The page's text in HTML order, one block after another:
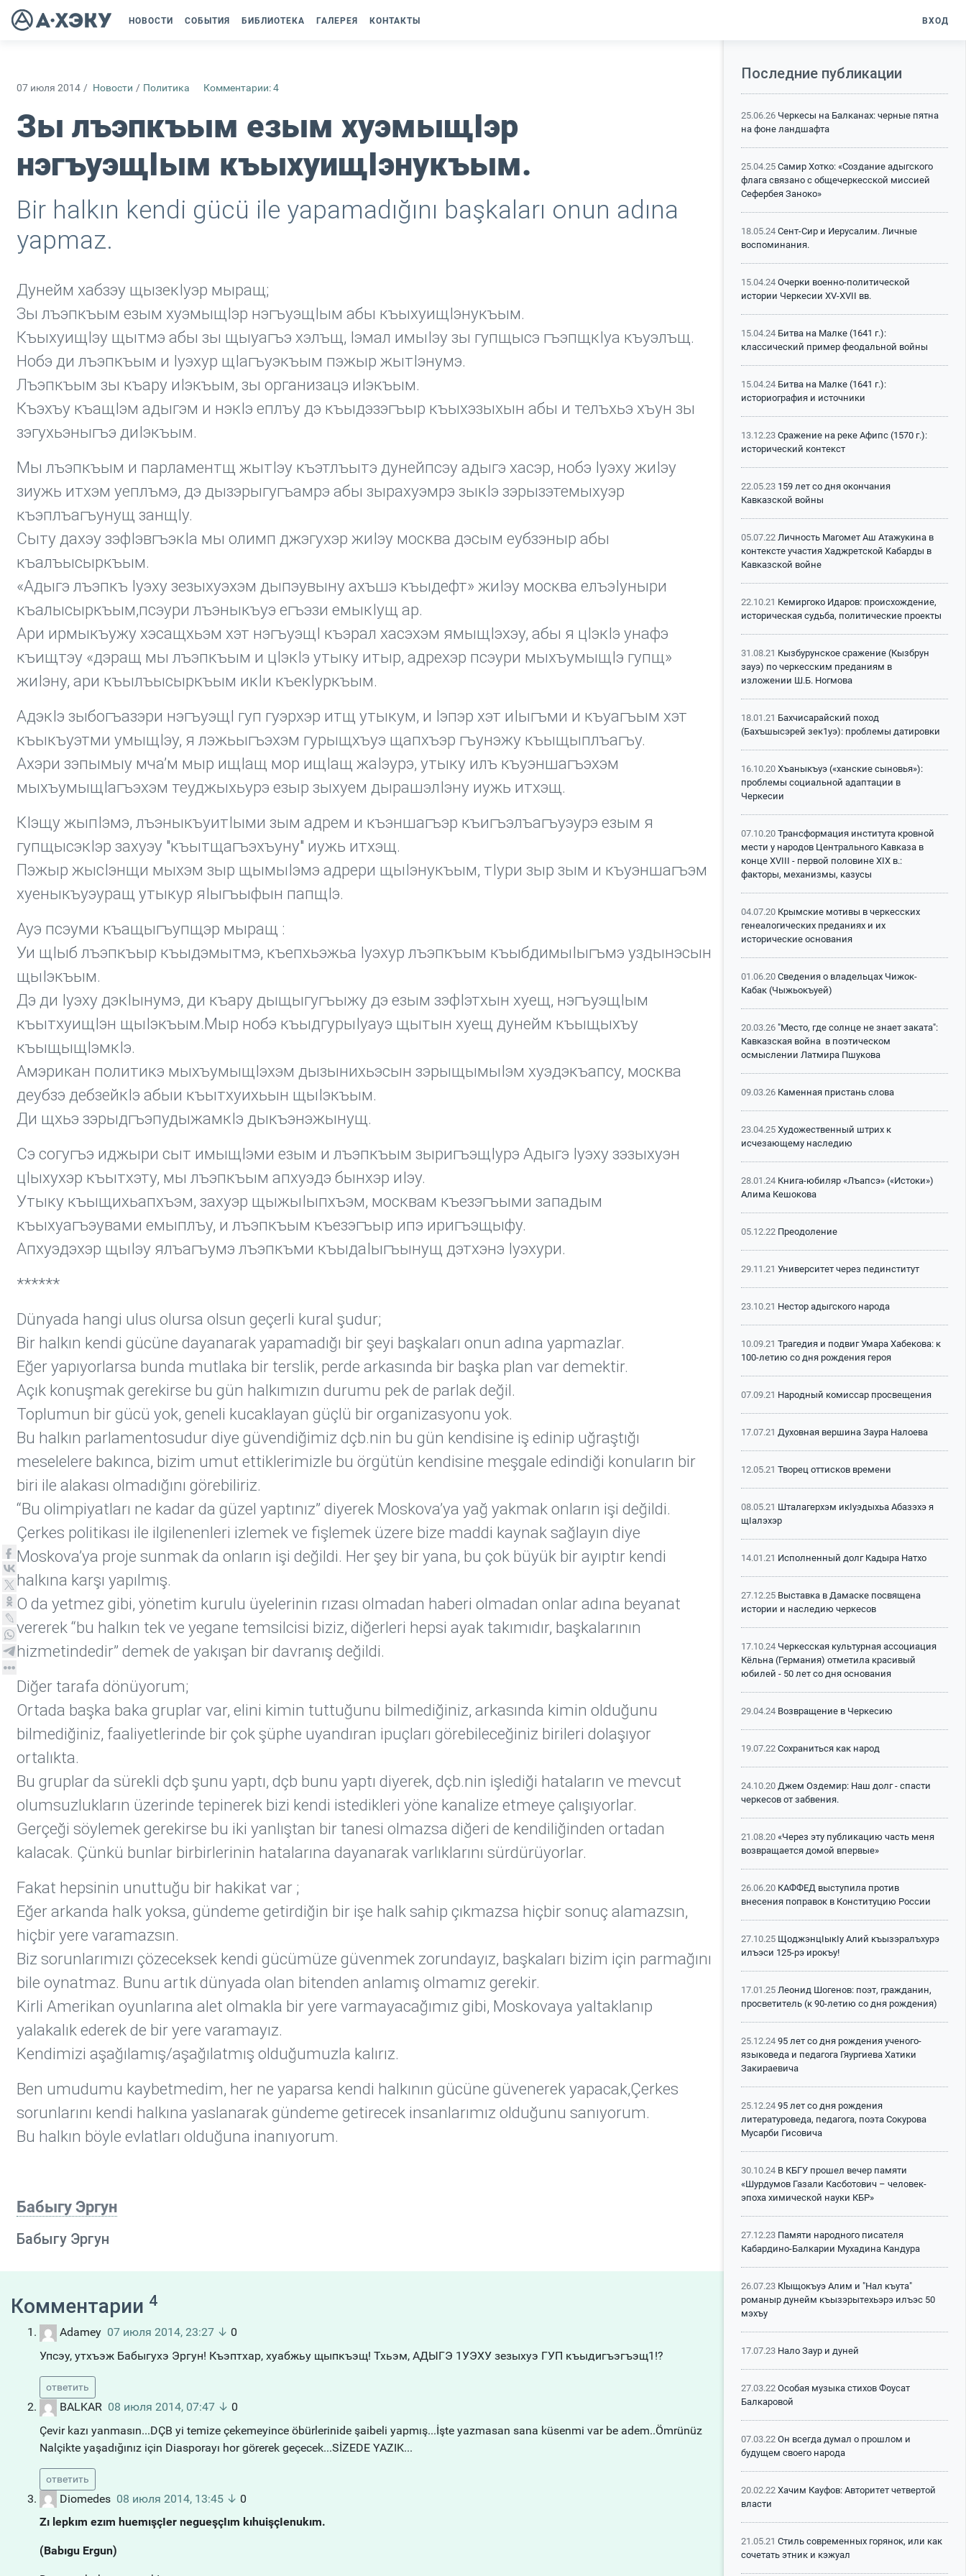
НОВОСТИ СОБЫТИЯ БИБЛИОТЕКА ГАЛЕРЕЯ КОНТАКТЫ ВХОД
07 июля 2014 / Новости / Политика Комментарии: 4
Зы лъэпкъым езым хуэмыщIэр
нэгъуэщIым къыхуищIэнукъым.
Bir halkın kendi gücü ile yapamadığını başkaları onun adına
yapmaz.
Дунейм хабзэу щызекIуэр мыращ;
Зы лъэпкъым езым хуэмыщIэр нэгъуэщIым абы къыхуищIэнукъым.
КъыхуищIэу щытмэ абы зы щыуагъэ хэлъщ, Iэмал имыIэу зы гупщысэ гъэпщкIуа къуэлъщ.
Нобэ ди лъэпкъым и Iуэхур щIагъуэкъым пэжыр жытIэнумэ.
Лъэпкъым зы къару иIэкъым, зы организацэ иIэкъым.
Къэхъу къащIэм адыгэм и нэкIэ еплъу дэ къыдэзэгъыр къыхэзыхын абы и телъхьэ хъун зы
зэгухьэныгъэ диIэкъым.
Мы лъэпкъым и парламентщ жытIэу къэтлъытэ дунейпсэу адыгэ хасэр, нобэ Iуэху жиIэу
зиужь итхэм уеплъмэ, дэ дызэрыгугъамрэ абы зырахуэмрэ зыкIэ зэрызэтемыхуэр
къэплъагъунущ занщIу.
Сыту дахэу зэфIэвгъэкIа мы олимп джэгухэр жиIэу москва дэсым еубзэныр абы
къалъысыркъым.
«Адыгэ лъэпкъ Iуэху зезыхуэхэм дыпэувыну ахъшэ къыдефт» жиIэу москва елъэIуныри
къалысыркъым,псэури лъэныкъуэ егъэзи емыкIущ ар.
Ари ирмыкъужу хэсащхьэм хэт нэгъуэщI къэрал хасэхэм ямыщIэхэу, абы я цIэкIэ унафэ
къищтэу «дэращ мы лъэпкъым и цIэкIэ утыку итыр, адрехэр псэури мыхъумыщIэ гупщ»
жиIэну, ари къылъысыркъым икIи къекIуркъым.
АдэкIэ зыбогъазэри нэгъуэщI гуп гуэрхэр итщ утыкум, и Iэпэр хэт иIыгъми и къуагъым хэт
къыкъуэтми умыщIэу, я лэжьыгъэхэм гурыщхъуэ щапхъэр гъунэжу къыщыплъагъу.
Ахэри зэпымыу мча’м мыр ищIащ мор ищIащ жаIэурэ, утыку илъ къуэншагъэхэм
мыхъумыщIагъэхэм теуджыхьурэ езыр зыхуем дырашэлIэну иужь итхэщ.
КIэщу жыпIэмэ, лъэныкъуитIыми зым адрем и къэншагъэр къигъэлъагъуэурэ езым я
гупщысэкIэр захуэу "къытщагъэхъуну" иужь итхэщ.
Пэжыр жысIэнщи мыхэм зыр щымыIэмэ адрери щыIэнукъым, тIури зыр зым и къуэншагъэм
хуеныкъуэуращ утыкур яIыгъыфын папщIэ.
Ауэ псэуми къащыгъупщэр мыращ :
Уи щIыб лъэпкъыр къыдэмытмэ, къепхьэжьа Iуэхур лъэпкъым къыбдимыIыгъмэ уздынэсын
щыIэкъым.
Дэ ди Iуэху дэкIынумэ, ди къару дыщыгугъыжу дэ езым зэфIэтхын хуещ, нэгъуэщIым
къытхуищIэн щыIэкъым.Мыр нобэ къыдгурыIуауэ щытын хуещ дунейм къыщыхъу
къыщыщIэмкIэ.
Амэрикан политикэ мыхъумыщIэхэм дызынихьэсын зэрыщымыIэм хуэдэкъапсу, москва
деубзэ дебзейкIэ абыи къытхуихьын щыIэкъым.
Ди щхьэ зэрыдгъэпудыжамкIэ дыкъэнэжынущ.
Сэ согугъэ иджыри сыт имыщIэми езым и лъэпкъым зыригъэщIурэ Адыгэ Iуэху зэзыхуэн
цIыхухэр къытхэту, мы лъэпкъым апхуэдэ бынхэр иIэу.
Утыку къыщихьапхъэм, захуэр щыжыIыпхъэм, москвам къезэгъыми западым
къыхуагъэувами емыплъу, и лъэпкъым къезэгъыр ипэ иригъэщыфу.
Aпхуэдэхэр щыIэу ялъагъумэ лъэпкъми къыдаIыгъынущ дэтхэнэ Iуэхури.
******
Dünyada hangi ulus olursa olsun geçerli kural şudur;
Bir halkın kendi gücüne dayanarak yapamadığı bir şeyi başkaları onun adına yapmazlar.
Eğer yapıyorlarsa bunda mutlaka bir terslik, perde arkasında bir başka plan var demektir.
Açık konuşmak gerekirse bu gün halkımızın durumu pek de parlak değil.
Toplumun bir gücü yok, geneli kucaklayan güçlü bir organizasyonu yok.
Bu halkın parlamentosudur diye güvendiğimiz dçb.nin bu gün kendisine iş edinip uğraştığı
meselelere bakınca, bizim umut ettiklerimizle bu örgütün kendisine meşgale edindiği konuların bir
biri ile alakası olmadığını görebiliriz.
“Bu olimpiyatları ne kadar da güzel yaptınız” diyerek Moskova’ya yağ yakmak onların işi değildi.
Çerkes politikası ile ilgilenenleri izlemek ve fişlemek üzere bize maddi kaynak sağlayın diye
Moskova’ya proje sunmak da onların işi değildi. Her şey bir yana, bu çok büyük bir ayıptır kendi
halkına karşı yapılmış.
O da yetmez gibi, yönetim kurulu üyelerinin rızası olmadan haberi olmadan onlar adına beyanat
vererek “bu halkın tek ve yegane temsilcisi biziz, diğerleri hepsi ayak takımıdır, başkalarının
hizmetindedir” demek de yakışan bir davranış değildi.
Diğer tarafa dönüyorum;
Ortada başka baka gruplar var, elini kimin tuttuğunu bilmediğiniz, arkasında kimin olduğunu
bilmediğiniz, faaliyetlerinde bir çok şüphe uyandıran ipuçları görebileceğiniz birileri dolaşıyor
ortalıkta.
Bu gruplar da sürekli dçb şunu yaptı, dçb bunu yaptı diyerek, dçb.nin işlediği hataların ve mevcut
olumsuzlukların üzerinde tepinerek bizi kendi istedikleri yöne kanalize etmeye çalışıyorlar.
Gerçeği söylemek gerekirse bu iki yanlıştan bir tanesi olmazsa diğeri de kendiliğinden ortadan
kalacak. Çünkü bunlar birbirlerinin hatalarına dayanarak varlıklarını sürdürüyorlar.
Fakat hepsinin unuttuğu bir hakikat var ;
Eğer arkanda halk yoksa, gündeme getirdiğin bir işe halk sahip çıkmazsa hiçbir sonuç alamazsın,
hiçbir yere varamazsın.
Biz sorunlarımızı çözeceksek kendi gücümüze güvenmek zorundayız, başkaları bizim için parmağını
bile oynatmaz. Bunu artık dünyada olan bitenden anlamış olmamız gerekir.
Kirli Amerikan oyunlarına alet olmakla bir yere varmayacağımız gibi, Moskovaya yaltaklanıp
yalakalık ederek de bir yere varamayız.
Kendimizi aşağılamış/aşağılatmış olduğumuzla kalırız.
Ben umudumu kaybetmedim, her ne yaparsa kendi halkının gücüne güvenerek yapacak,Çerkes
sorunlarını kendi halkına yaslanarak gündeme getirecek insanlarımız olduğunu sanıyorum.
Bu halkın böyle evlatları olduğuna inanıyorum.
Бабыгу Эргун
Бабыгу Эргун
Комментарии 4
Adamey 07 июля 2014, 23:27 ↓ 0
Упсэу, утхъэж Бабыгухэ Эргун! Къэптхар, хуабжьу щыпкъэщ! Тхьэм, АДЫГЭ 1УЭХУ зезыхуэ ГУП къыдигъэгъэщ1!?
ответить
BALKAR 08 июля 2014, 07:47 ↓ 0
Çevir kazı yanmasın...DÇB yi temize çekemeyince öbürlerinide şaibeli yapmış...İşte yazmasan sana küsenmi var be adem..Ömrünüz
Nalçikte yaşadığınız için Diasporayı hor görerek geçecek...SİZEDE YAZIK...
ответить
Diomedes 08 июля 2014, 13:45 ↓ 0
Zı lepkım ezım huemışçIer negueşçIım kıhuişçIenukım.
(Babıgu Ergun)
Последние публикации
25.06.26 Черкесы на Балканах: черные пятна
на фоне ландшафта
25.04.25 Самир Хотко: «Создание адыгского
флага связано с общечеркесской миссией
Сефербея Заноко»
18.05.24 Сент-Сир и Иерусалим. Личные
воспоминания.
15.04.24 Очерки военно-политической
истории Черкесии XV-XVII вв.
15.04.24 Битва на Малке (1641 г.):
классический пример феодальной войны
15.04.24 Битва на Малке (1641 г.):
историография и источники
13.12.23 Сражение на реке Афипс (1570 г.):
исторический контекст
22.05.23 159 лет со дня окончания
Кавказской войны
05.07.22 Личность Магомет Аш Атажукина в
контексте участия Хаджретской Кабарды в
Кавказской войне
22.10.21 Кемиргоко Идаров: происхождение,
историческая судьба, политические проекты
31.08.21 Кызбурунское сражение (Кызбрун
зауэ) по черкесским преданиям в
изложении Ш.Б. Ногмова
18.01.21 Бахчисарайский поход
(Бахъшысэрей зек1уэ): проблемы датировки
16.10.20 Хъаныкъуэ («ханские сыновья»):
проблемы социальной адаптации в
Черкесии
07.10.20 Трансформация института кровной
мести у народов Центрального Кавказа в
конце XVIII - первой половине XIX в.:
факторы, механизмы, казусы
04.07.20 Крымские мотивы в черкесских
генеалогических преданиях и их
исторические основания
01.06.20 Сведения о владельцах Чижок-
Кабак (Чыжьокъуей)
20.03.26 "Место, где солнце не знает заката":
Кавказская война в поэтическом
осмыслении Латмира Пшукова
09.03.26 Каменная пристань слова
23.04.25 Художественный штрих к
исчезающему наследию
28.01.24 Книга-юбиляр «Лъапсэ» («Истоки»)
Алима Кешокова
05.12.22 Преодоление
29.11.21 Университет через пединститут
23.10.21 Нестор адыгского народа
10.09.21 Трагедия и подвиг Умара Хабекова: к
100-летию со дня рождения героя
07.09.21 Народный комиссар просвещения
17.07.21 Духовная вершина Заура Налоева
12.05.21 Творец оттисков времени
08.05.21 Шталагерхэм икIуэдыхьа Абазэхэ я
щIалэхэр
14.01.21 Исполненный долг Кадыра Натхо
27.12.25 Выставка в Дамаске посвящена
истории и наследию черкесов
17.10.24 Черкесская культурная ассоциация
Кёльна (Германия) отметила красивый
юбилей - 50 лет со дня основания
29.04.24 Возвращение в Черкесию
19.07.22 Сохраниться как народ
24.10.20 Джем Оздемир: Наш долг - спасти
черкесов от забвения.
21.08.20 «Через эту публикацию часть меня
возвращается домой впервые»
26.06.20 КАФФЕД выступила против
внесения поправок в Конституцию России
27.10.25 ЩоджэнцIыкIу Алий къызэралъхурэ
илъэси 125-рэ ирокъу!
17.01.25 Леонид Шогенов: поэт, гражданин,
просветитель (к 90-летию со дня рождения)
25.12.24 95 лет со дня рождения ученого-
языковеда и педагога Гяургиева Хатики
Закираевича
25.12.24 95 лет со дня рождения
литературоведа, педагога, поэта Сокурова
Мусарби Гисовича
30.10.24 В КБГУ прошел вечер памяти
«Шурдумов Газали Касботович – человек-
эпоха химической науки КБР»
27.12.23 Памяти народного писателя
Кабардино-Балкарии Мухадина Кандура
26.07.23 Кlыщокъуэ Алим и "Нал къута"
романыр дунейм къызэрытехьэрэ илъэс 50
мэхъу
17.07.23 Нало Заур и дуней
27.03.22 Особая музыка стихов Фоусат
Балкаровой
07.03.22 Он всегда думал о прошлом и
будущем своего народа
20.02.22 Хачим Кауфов: Авторитет четвертой
власти
21.05.21 Стиль современных горянок, или как
сочетать этник и кэжуал